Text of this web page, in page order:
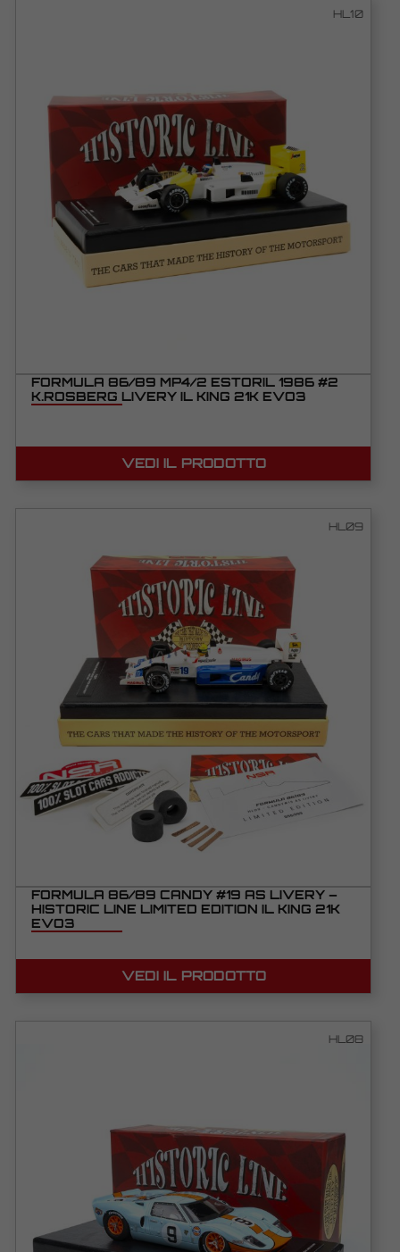
HL10
FORMULA 86/89 MP4/2 ESTORIL 1986 #2
K.ROSBERG LIVERY IL KING 21K EVO3
VEDI IL PRODOTTO
HL09
FORMULA 86/89 CANDY #19 AS LIVERY –
HISTORIC LINE LIMITED EDITION IL KING 21K
EVO3
VEDI IL PRODOTTO
HL08